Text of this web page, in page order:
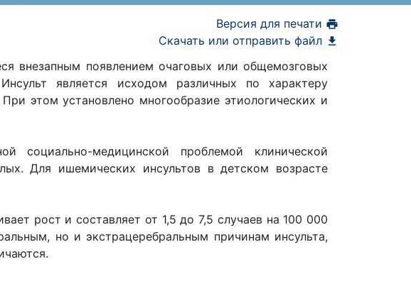
Версия для печати
Скачать или отправить файл
внезапным появлением очаговых или общемозговых
является исходом различных по характеру
этом установлено многообразие этиологических и
социально-медицинской проблемой клинической
Для ишемических инсультов в детском возрасте
рост и составляет от 1,5 до 7,5 случаев на 100 000
но и экстрацеребральным причинам инсульта,